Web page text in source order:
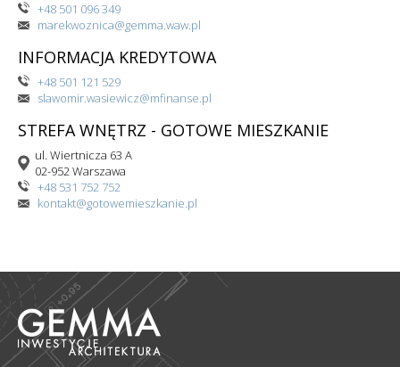
+48 501 096 349
marekwoznica@gemma.waw.pl
INFORMACJA KREDYTOWA
+48 501 121 529
slawomir.wasiewicz@mfinanse.pl
STREFA WNĘTRZ - GOTOWE MIESZKANIE
ul. Wiertnicza 63 A
02-952 Warszawa
+48 531 752 752
kontakt@gotowemieszkanie.pl